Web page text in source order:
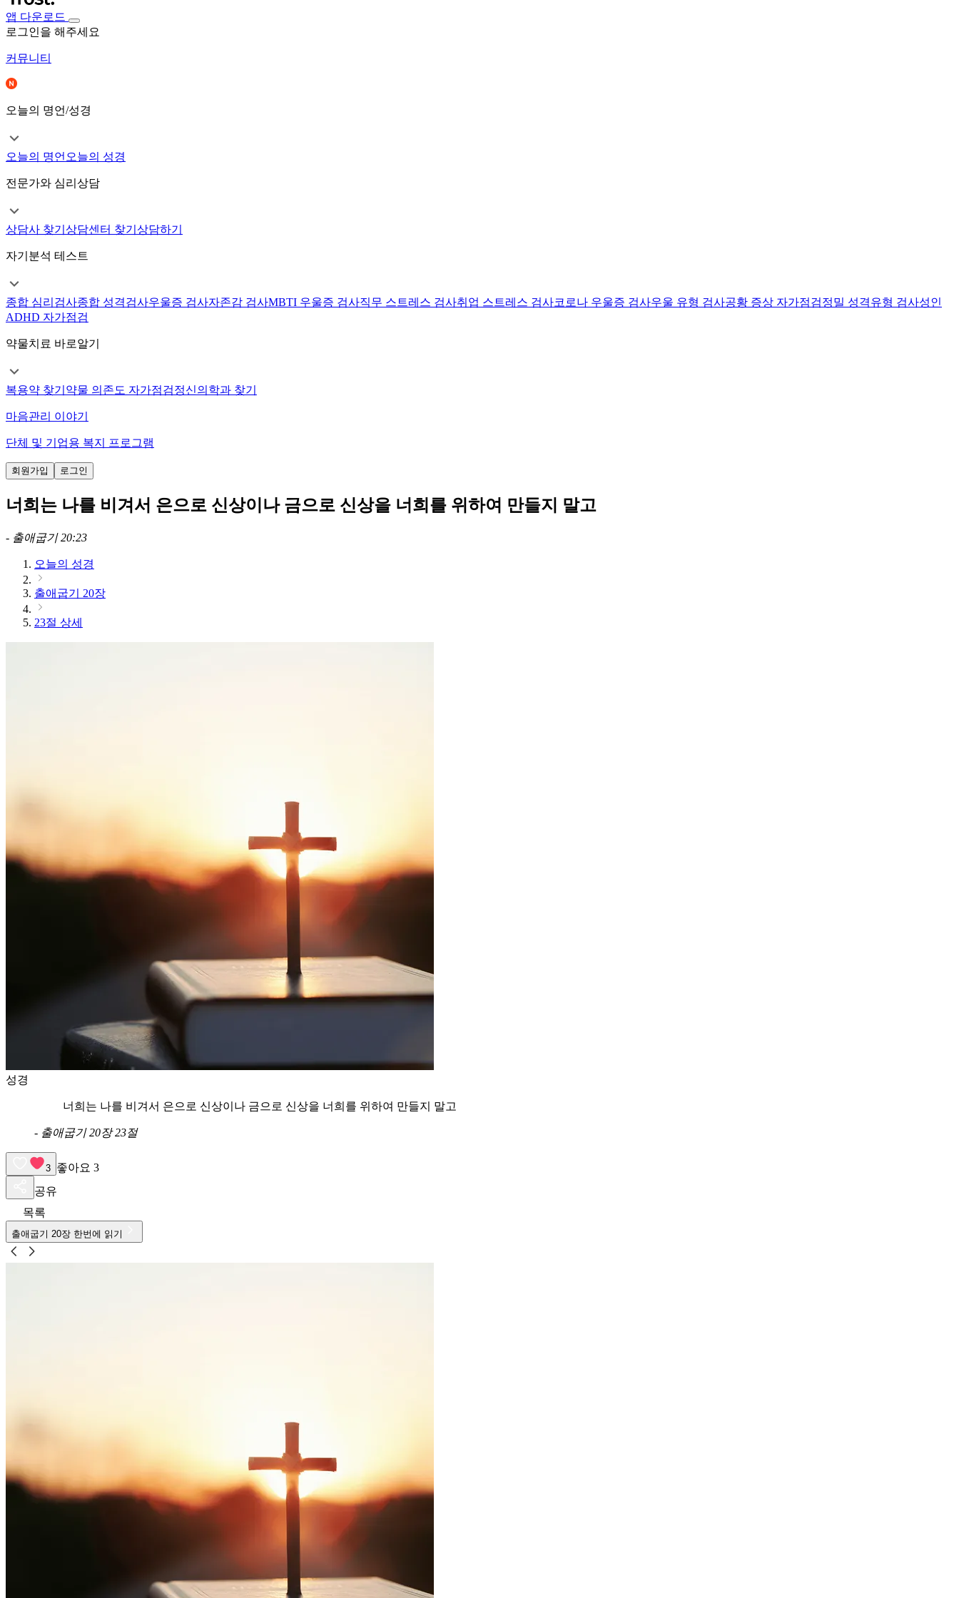
앱 다운로드
로그인을 해주세요
커뮤니티
오늘의 명언/성경
오늘의 명언 오늘의 성경
전문가와 심리상담
상담사 찾기 상담센터 찾기 상담하기
자기분석 테스트
종합 심리검사종합 성격검사우울증 검사자존감 검사MBTI 우울증 검사직무 스트레스 검사취업 스트레스 검사코로나 우울증 검사우울 유형 검사공황 증상 자가점검정밀 성격유형 검사성인
ADHD 자가점검
약물치료 바로알기
복용약 찾기 약물 의존도 자가점검정신의학과 찾기
마음관리 이야기
단체 및 기업용 복지 프로그램
회원가입 로그인
너희는 나를 비겨서 은으로 신상이나 금으로 신상을 너희를 위하여 만들지 말고
- 출애굽기 20:23
오늘의 성경
출애굽기 20장
23절 상세
성경
너희는 나를 비겨서 은으로 신상이나 금으로 신상을 너희를 위하여 만들지 말고
- 출애굽기 20장 23절
3 좋아요 3
공유
목록
출애굽기 20장 한번에 읽기